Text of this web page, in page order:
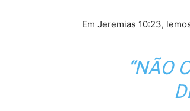
Em Jeremias 10:23,
“NÃO